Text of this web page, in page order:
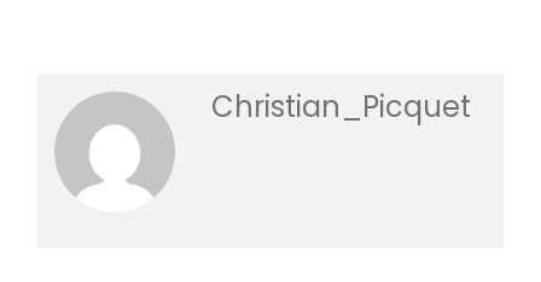
Christian_Picquet